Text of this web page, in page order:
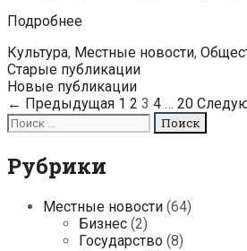
ПодробнееВ
восстановления
независимости
Анне
Вески
в
Categories
Культура, Местные новости,
Post
navigation
Старые публикации
Новые публикации
← Предыдущая 1 2 3 4 … 20
Поиск
для:
Рубрики
Местные новости (64)
Бизнес (2)
Государство (8)